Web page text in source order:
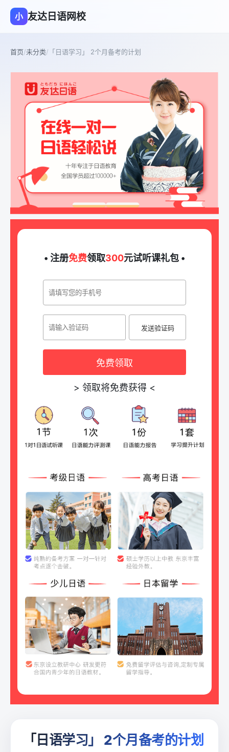
小 友达日语网校
首页/未分类/ 「日语学习」 2个月备考的计划
• 注册免费领取300元试听课礼包 •
发送验证码
免费领取
> 领取将免费获得 <
「日语学习」 2个月备考的计划